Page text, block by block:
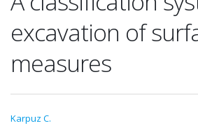
excavation of
measures
Karpuz C.